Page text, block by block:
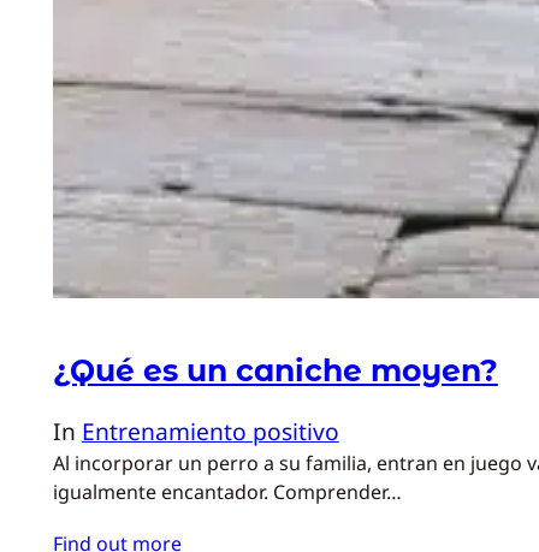
¿Qué es un caniche moyen?
In Entrenamiento positivo
Al incorporar un perro a su familia, entran en juego
igualmente encantador. Comprender…
Find out more